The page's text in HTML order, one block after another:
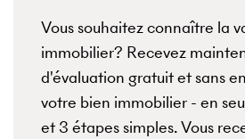
Vous souhaitez connaître la
immobilier? Recevez
d'évaluation gratuit et sans
votre bien immobilier - en
et 3 étapes simples. Vous